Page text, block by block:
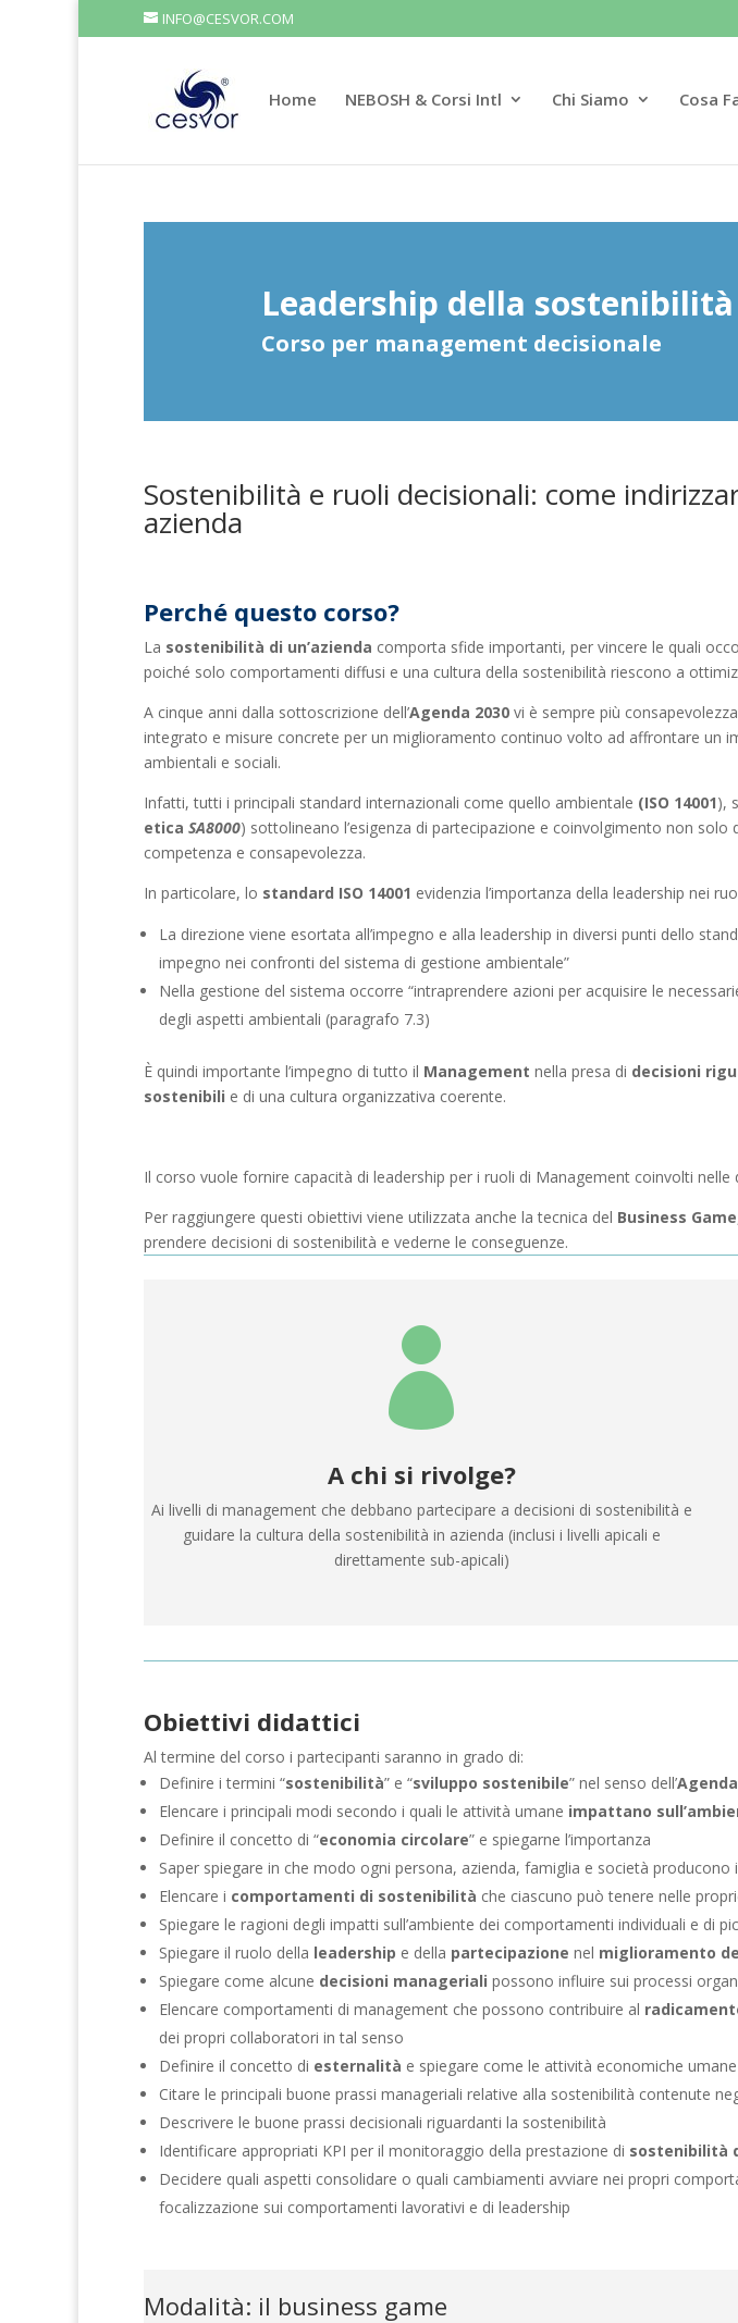
INFO@CESVOR.COM
Home NEBOSH & Corsi Intl Chi Siamo Cosa
Leadership della sostenibilità
Corso per management decisionale
Sostenibilità e ruoli decisionali: come
azienda
Perché questo corso?
La sostenibilità di un’azienda comporta sfide importanti, per vincere le quali
poiché solo comportamenti diffusi e una cultura della sostenibilità riescono a
A cinque anni dalla sottoscrizione dell’Agenda 2030 vi è sempre più
integrato e misure concrete per un miglioramento continuo volto ad affrontare un
ambientali e sociali.
Infatti, tutti i principali standard internazionali come quello ambientale (ISO 14001),
etica SA8000) sottolineano l’esigenza di partecipazione e coinvolgimento non
competenza e consapevolezza.
In particolare, lo standard ISO 14001 evidenzia l’importanza della leadership nei
La direzione viene esortata all’impegno e alla leadership in diversi punti dello
impegno nei confronti del sistema di gestione ambientale”
Nella gestione del sistema occorre “intraprendere azioni per acquisire le
degli aspetti ambientali (paragrafo 7.3)
È quindi importante l’impegno di tutto il Management nella presa di decisioni
sostenibili e di una cultura organizzativa coerente.
Il corso vuole fornire capacità di leadership per i ruoli di Management coinvolti nelle
Per raggiungere questi obiettivi viene utilizzata anche la tecnica del Business Game
prendere decisioni di sostenibilità e vederne le conseguenze.

A chi si rivolge?
Ai livelli di management che debbano partecipare a decisioni di sostenibilità e
guidare la cultura della sostenibilità in azienda (inclusi i livelli apicali e
direttamente sub-apicali)
Obiettivi didattici
Al termine del corso i partecipanti saranno in grado di:
Definire i termini “sostenibilità” e “sviluppo sostenibile” nel senso dell’Agenda
Elencare i principali modi secondo i quali le attività umane impattano
Definire il concetto di “economia circolare” e spiegarne l’importanza
Saper spiegare in che modo ogni persona, azienda, famiglia e società producono
Elencare i comportamenti di sostenibilità che ciascuno può tenere nelle
Spiegare le ragioni degli impatti sull’ambiente dei comportamenti individuali e di
Spiegare il ruolo della leadership e della partecipazione nel miglioramento
Spiegare come alcune decisioni manageriali possono influire sui processi
Elencare comportamenti di management che possono contribuire al
dei propri collaboratori in tal senso
Definire il concetto di esternalità e spiegare come le attività economiche
Citare le principali buone prassi manageriali relative alla sostenibilità contenute
Descrivere le buone prassi decisionali riguardanti la sostenibilità
Identificare appropriati KPI per il monitoraggio della prestazione di sostenibilità
Decidere quali aspetti consolidare o quali cambiamenti avviare nei propri
focalizzazione sui comportamenti lavorativi e di leadership
Modalità: il business game